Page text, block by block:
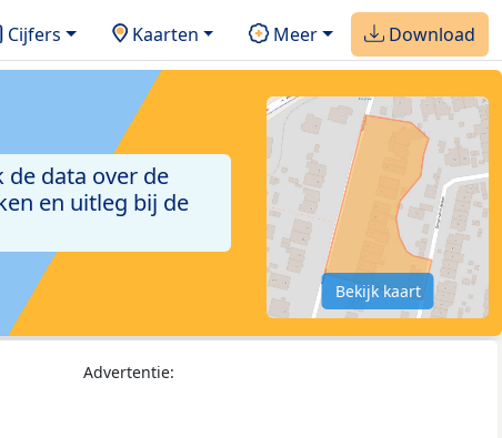
Cijfers Kaarten Meer Download
de data over de
en uitleg bij de
Bekijk kaart
Advertentie: